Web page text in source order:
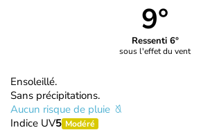
9°
Ressenti 6°
sous l'effet du vent
Ensoleillé.
Sans précipitations.
Aucun risque de pluie
Indice UV5 Modéré